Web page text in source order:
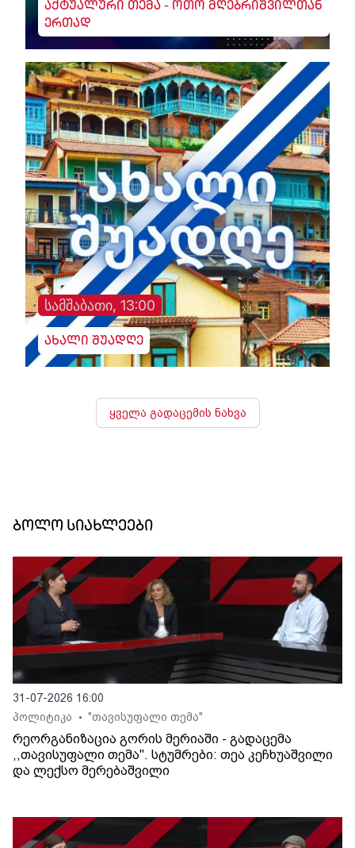
აქტუალური თემა - ოთო მღებრიშვილთან
ერთად
სამშაბათი, 13:00
ახალი შუადღე
ყველა გადაცემის ნახვა
ბოლო სიახლეები
31-07-2026 16:00
პოლიტიკა
• "თავისუფალი თემა"
რეორგანიზაცია გორის მერიაში - გადაცემა
,,თავისუფალი თემა". სტუმრები: თეა კეჩხუაშვილი
და ლექსო მერებაშვილი